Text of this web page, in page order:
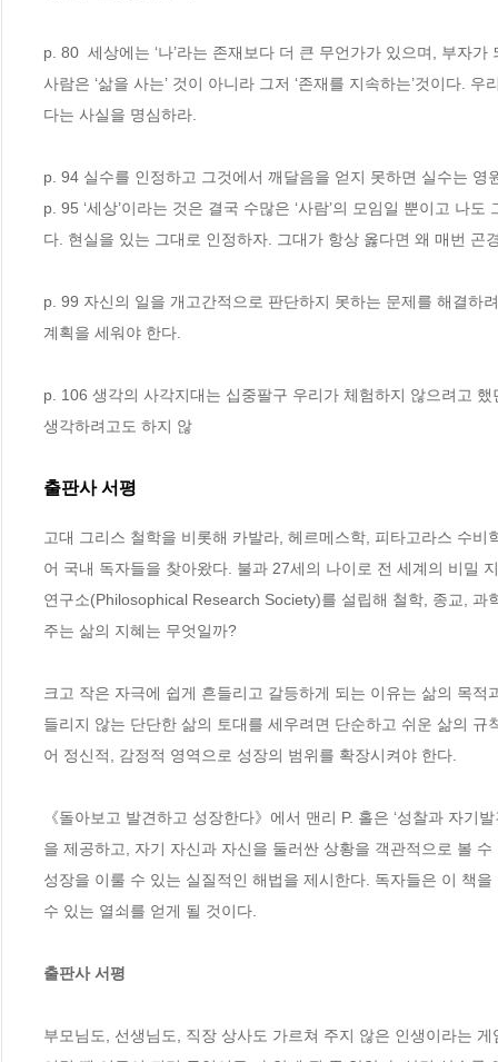
p. 80  세상에는 ‘나’라는 존재보다 더 큰 무언가가 있으며, 부자
사람은 ‘삶을 사는’ 것이 아니라 그저 ‘존재를 지속하는’것이다.
다는 사실을 명심하라.
p. 94 실수를 인정하고 그것에서 깨달음을 얻지 못하면 실수는 영
p. 95 ‘세상’이라는 것은 결국 수많은 ‘사람’의 모임일 뿐이고 나
다. 현실을 있는 그대로 인정하자. 그대가 항상 옳다면 왜 매번 곤
p. 99 자신의 일을 개고간적으로 판단하지 못하는 문제를 해결하
계획을 세워야 한다.
p. 106 생각의 사각지대는 십중팔구 우리가 체험하지 않으려고
생각하려고도 하지 않
출판사 서평
고대 그리스 철학을 비롯해 카발라, 헤르메스학, 피타고라스 수
어 국내 독자들을 찾아왔다. 불과 27세의 나이로 전 세계의 비밀
연구소(Philosophical Research Society)를 설립해 철학, 종교,
주는 삶의 지혜는 무엇일까?
크고 작은 자극에 쉽게 흔들리고 갈등하게 되는 이유는 삶의 목
들리지 않는 단단한 삶의 토대를 세우려면 단순하고 쉬운 삶의
어 정신적, 감정적 영역으로 성장의 범위를 확장시켜야 한다.
《돌아보고 발견하고 성장한다》에서 맨리 P. 홀은 ‘성찰과 자
을 제공하고, 자기 자신과 자신을 둘러싼 상황을 객관적으로 볼
성장을 이룰 수 있는 실질적인 해법을 제시한다. 독자들은 이 책
수 있는 열쇠를 얻게 될 것이다.
출판사 서평
부모님도, 선생님도, 직장 상사도 가르쳐 주지 않은 인생이라는 게